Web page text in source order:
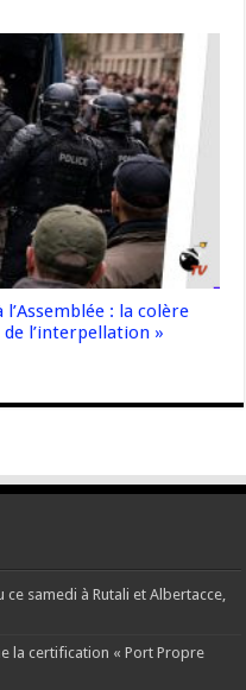
: la colère
l’interpellation »
samedi à Rutali et Albertacce,
la certification « Port Propre